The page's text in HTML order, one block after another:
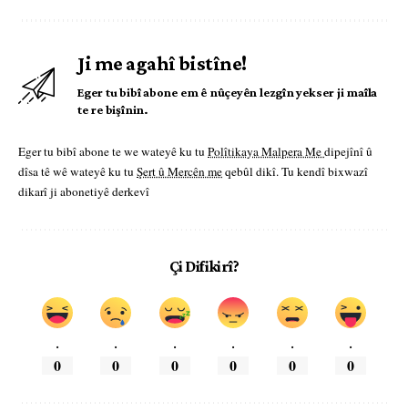
Ji me agahî bistîne!
Eger tu bibî abone em ê nûçeyên lezgîn yekser ji maîla
te re bişînin.
Eger tu bibî abone te we wateyê ku tu Polîtikaya Malpera Medipejînî û
dîsa tê wê wateyê ku tu Şert û Mercên meqebûl dikî. Tu kendî bixwazî
dikarî ji abonetiyê derkevî
Çi Difikirî?
.
0
.
0
.
0
.
0
.
0
.
0